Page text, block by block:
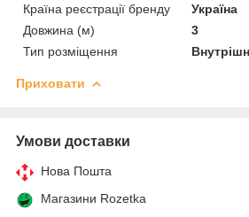
Країна реєстрації бренду
Україна
Довжина (м)
3
Тип розміщення
Приховати
Умови доставки
Нова Пошта
Магазини Rozetka